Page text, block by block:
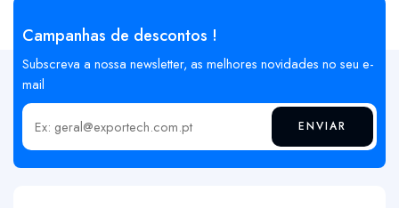
Campanhas de descontos !
Subscreva a nossa newsletter, as melhores novidades no seu e-
mail
Insira o seu email ENVIAR